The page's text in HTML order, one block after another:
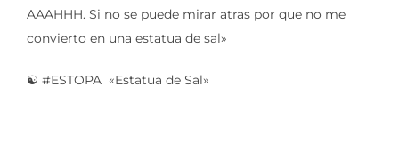
AAAHHH. Si no se puede mirar atras por que no me
convierto en una estatua de sal»
☯️ #ESTOPA «Estatua de Sal»